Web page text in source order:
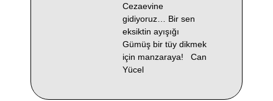
Cezaevine
gidiyoruz… Bir sen
eksiktin ayışığı
Gümüş bir tüy dikmek
için manzaraya! Can
Yücel